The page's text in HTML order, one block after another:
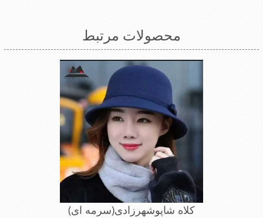
محصولات مرتبط
کلاه شاپوشهرزادی(سرمه ای)